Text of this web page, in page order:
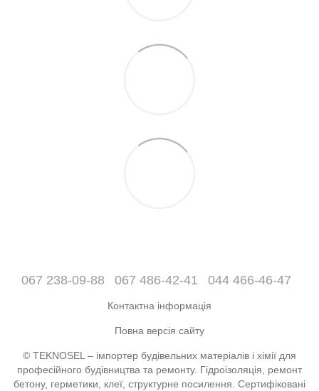
067 238-09-88 067 486-42-41 044 466-46-47
Контактна інформація
Повна версія сайту
© TEKNOSEL – імпортер будівельних матеріалів і хімії для
професійного будівництва та ремонту. Гідроізоляція, ремонт
бетону, герметики, клеї, структурне посилення. Сертифіковані